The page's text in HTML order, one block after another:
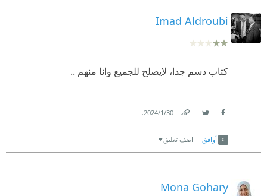
Imad Aldroubi
كتاب دسم جدا، لايصلح للجميع وانا منهم ..
30‏/1‏/2024
.
أوافق اضف تعليق
Mona Gohary